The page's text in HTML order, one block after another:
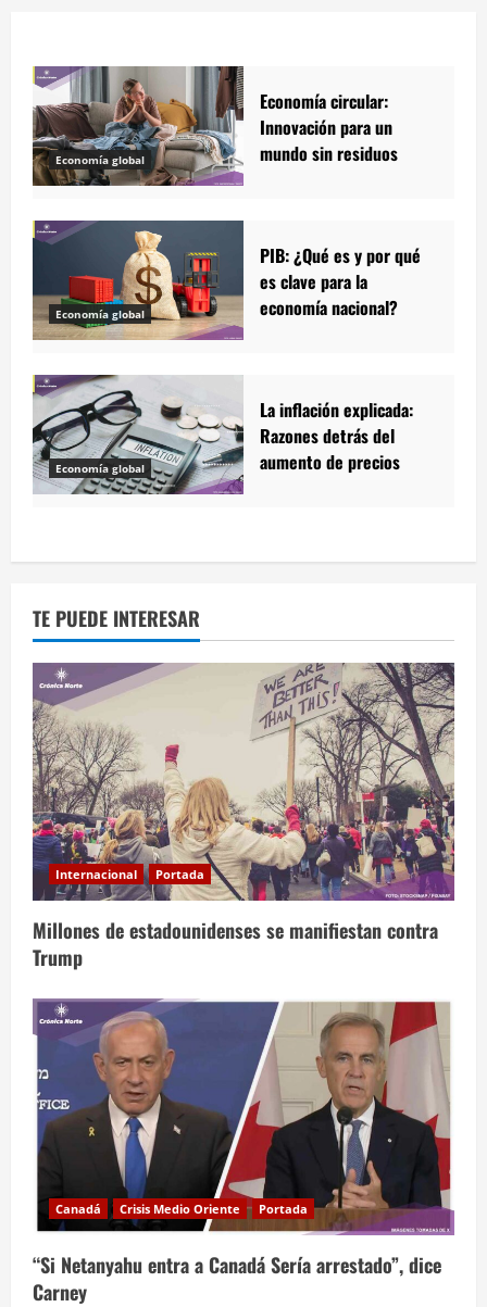
Economía global
Economía circular:
Innovación para un
mundo sin residuos
Economía global
PIB: ¿Qué es y por qué
es clave para la
economía nacional?
Economía global
La inflación explicada:
Razones detrás del
aumento de precios
TE PUEDE INTERESAR
Internacional Portada
Millones de estadounidenses se manifiestan contra
Trump
Canadá Crisis Medio Oriente Portada
“Si Netanyahu entra a Canadá Sería arrestado”, dice
Carney